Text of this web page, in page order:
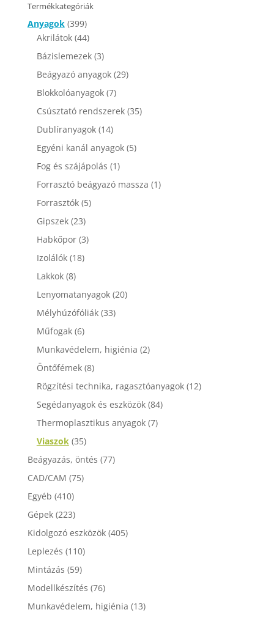
Termékkategóriák
Anyagok (399)
Akrilátok (44)
Bázislemezek (3)
Beágyazó anyagok (29)
Blokkolóanyagok (7)
Csúsztató rendszerek (35)
Dublíranyagok (14)
Egyéni kanál anyagok (5)
Fog és szájápolás (1)
Forrasztó beágyazó massza (1)
Forrasztók (5)
Gipszek (23)
Habkőpor (3)
Izolálók (18)
Lakkok (8)
Lenyomatanyagok (20)
Mélyhúzófóliák (33)
Műfogak (6)
Munkavédelem, higiénia (2)
Öntőfémek (8)
Rögzítési technika, ragasztóanyagok (12)
Segédanyagok és eszközök (84)
Thermoplasztikus anyagok (7)
Viaszok (35)
Beágyazás, öntés (77)
CAD/CAM (75)
Egyéb (410)
Gépek (223)
Kidolgozó eszközök (405)
Leplezés (110)
Mintázás (59)
Modellkészítés (76)
Munkavédelem, higiénia (13)